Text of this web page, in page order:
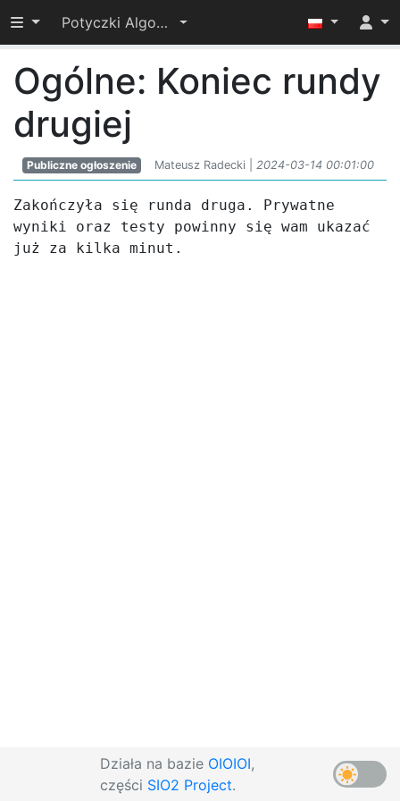
Przełącz widoczność menu
Potyczki Algorytmiczne 2024
Ogólne: Koniec rundy
drugiej
Publiczne ogłoszenie Mateusz Radecki | 2024-03-14 00:01:00
Zakończyła się runda druga. Prywatne
wyniki oraz testy powinny się wam ukazać
już za kilka minut.
Działa na bazie OIOIOI,
części SIO2 Project.